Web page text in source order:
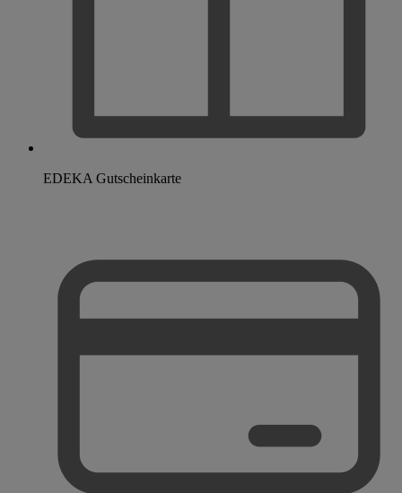
EDEKA Gutscheinkarte